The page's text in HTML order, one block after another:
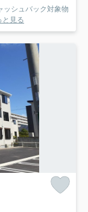
シュバック対象物
と見る